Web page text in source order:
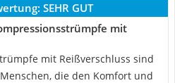
SEHR GUT
mit
mit Reißverschluss sind
die den Komfort und